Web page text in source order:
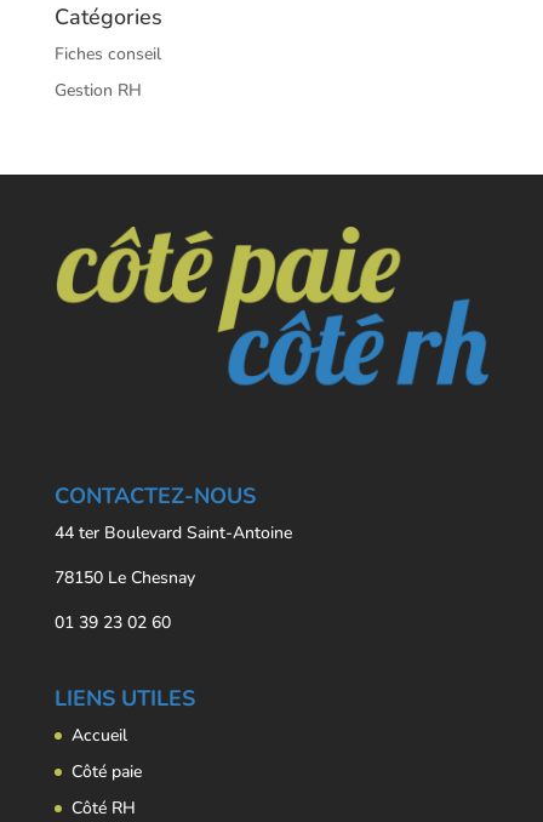
Catégories
Fiches conseil
Gestion RH
CONTACTEZ-NOUS
44 ter Boulevard Saint-Antoine
78150 Le Chesnay
01 39 23 02 60
LIENS UTILES
Accueil
Côté paie
Côté RH